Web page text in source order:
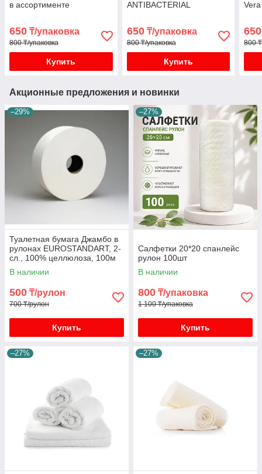
в ассортименте
650 ₸/упаковка
800 ₸/упаковка
Купить
ANTIBACTERIAL
650₸/упаковка
800 ₸/упаковка
Купить
Vera
650
800
Акционные предложения и новинки
–29%
Туалетная бумага Джамбо в
рулонах EUROSTANDART, 2-
сл., 100% целлюлоза, 100м
В наличии
500 ₸/рулон
700 ₸/рулон
Купить
–27%
Салфетки 20*20 спанлейс
рулон 100шт
В наличии
800 ₸/упаковка
1 100 ₸/упаковка
Купить
–27% –27%